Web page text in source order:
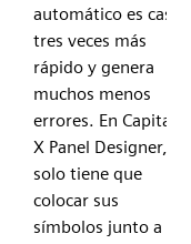
automático es casi
tres veces más
rápido y genera
muchos menos
errores. En Capital
X Panel Designer,
solo tiene que
colocar sus
símbolos junto a